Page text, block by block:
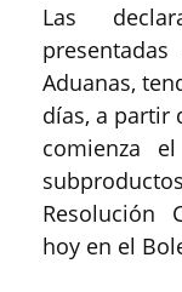
Las
Aduanas,
días, a partir
comienza
Resolución
hoy en el